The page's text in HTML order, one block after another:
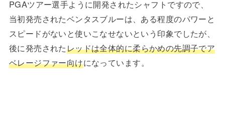
PGAツアー選手ように開発されたシャフトですので、
当初発売されたベンタスブルーは、ある程度のパワーと
スピードがないと使いこなせないという印象でしたが、
後に発売されたレッドは全体的に柔らかめの先調子でア
ベレージファー向けになっています。